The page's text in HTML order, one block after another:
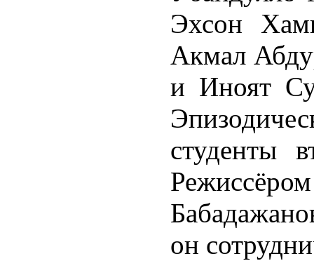
Эхсон
Акмал
и Иноят
студенты
он